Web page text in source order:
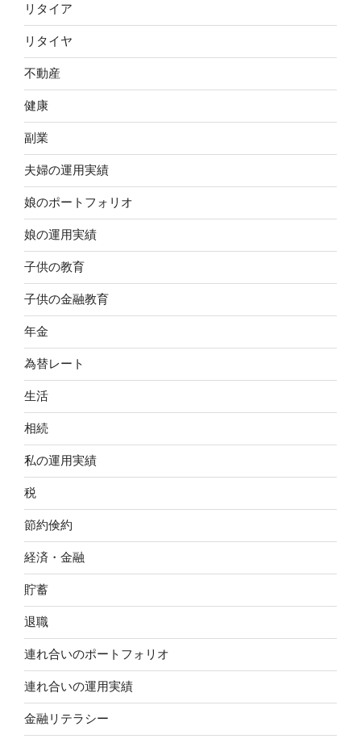
リタイア
リタイヤ
不動産
健康
副業
夫婦の運用実績
娘のポートフォリオ
娘の運用実績
子供の教育
子供の金融教育
年金
為替レート
生活
相続
私の運用実績
税
節約倹約
経済・金融
貯蓄
退職
連れ合いのポートフォリオ
連れ合いの運用実績
金融リテラシー